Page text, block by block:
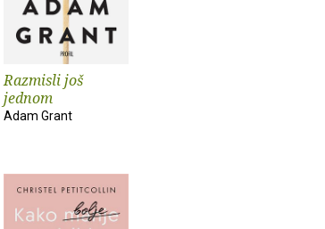
Razmisli još
jednom
Adam Grant